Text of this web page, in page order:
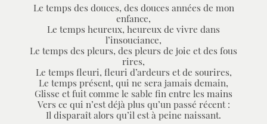
Le temps des douces, des douces années de mon
enfance,
Le temps heureux, heureux de vivre dans
l’insouciance,
Le temps des pleurs, des pleurs de joie et des fous
rires,
Le temps fleuri, fleuri d’ardeurs et de sourires,
Le temps présent, qui ne sera jamais demain,
Glisse et fuit comme le sable fin entre les mains
Vers ce qui n’est déjà plus qu’un passé récent :
Il disparaît alors qu’il est à peine naissant.